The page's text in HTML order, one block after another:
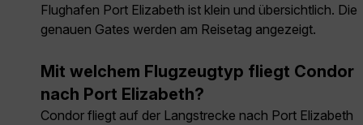
Flughafen Port Elizabeth ist klein und übersichtlich. Die
genauen Gates werden am Reisetag angezeigt.
Mit welchem Flugzeugtyp fliegt Condor
nach Port Elizabeth?
Condor fliegt auf der Langstrecke nach Port Elizabeth